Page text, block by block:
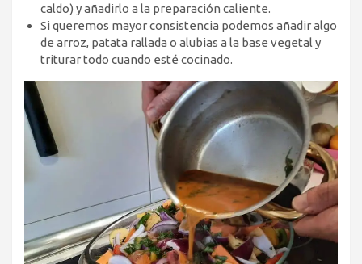
caldo) y añadirlo a la preparación caliente.
Si queremos mayor consistencia podemos añadir algo
de arroz, patata rallada o alubias a la base vegetal y
triturar todo cuando esté cocinado.